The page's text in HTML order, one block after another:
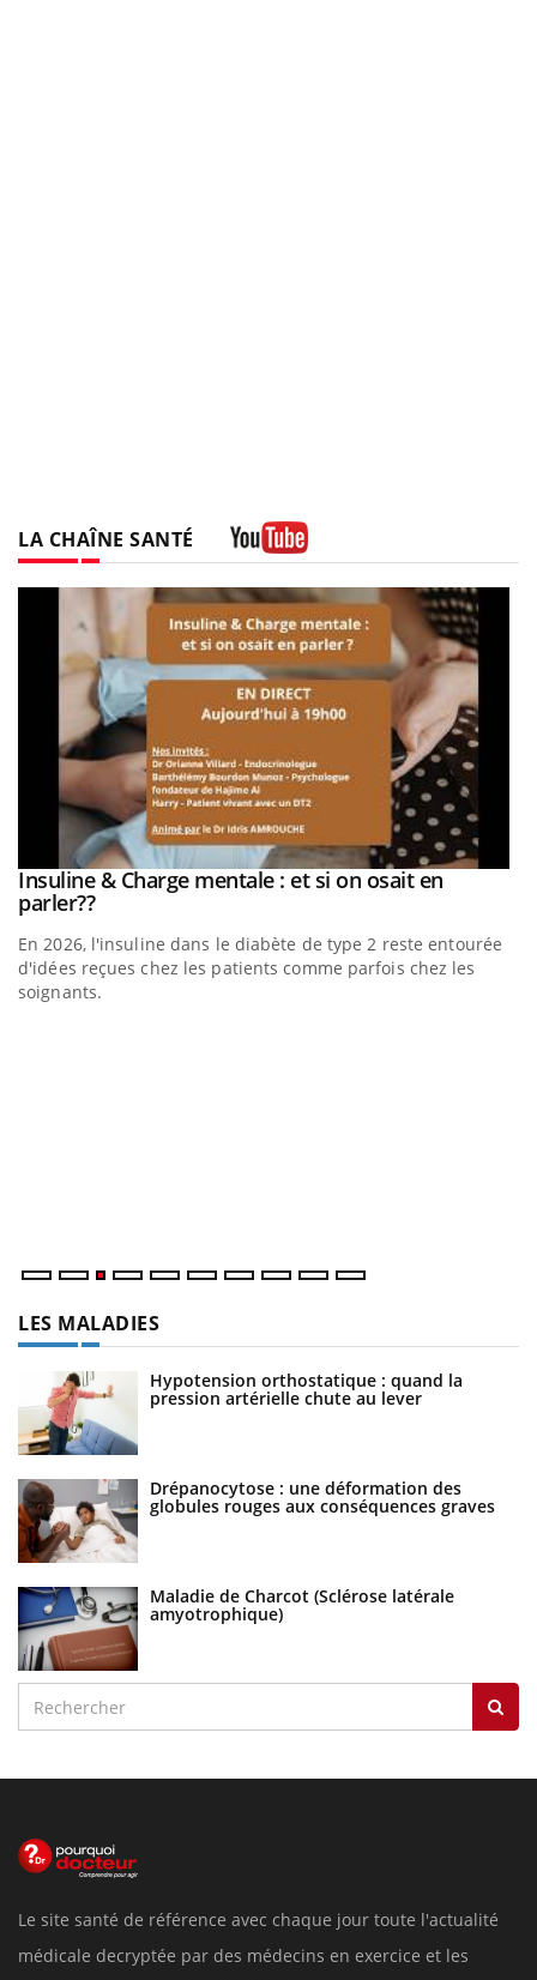
LA CHAÎNE SANTÉ
Youtube
Insuline & Charge mentale : et si on osait en
parler??Youtube
En 2026, l'insuline dans le diabète de type 2 reste entourée
d'idées reçues chez les patients comme parfois chez les
soignants.
LES MALADIES
Hypotension orthostatique : quand la
pression artérielle chute au lever
Drépanocytose : une déformation des
globules rouges aux conséquences graves
Maladie de Charcot (Sclérose latérale
amyotrophique)
Le site santé de référence avec chaque jour toute l'actualité
médicale decryptée par des médecins en exercice et les